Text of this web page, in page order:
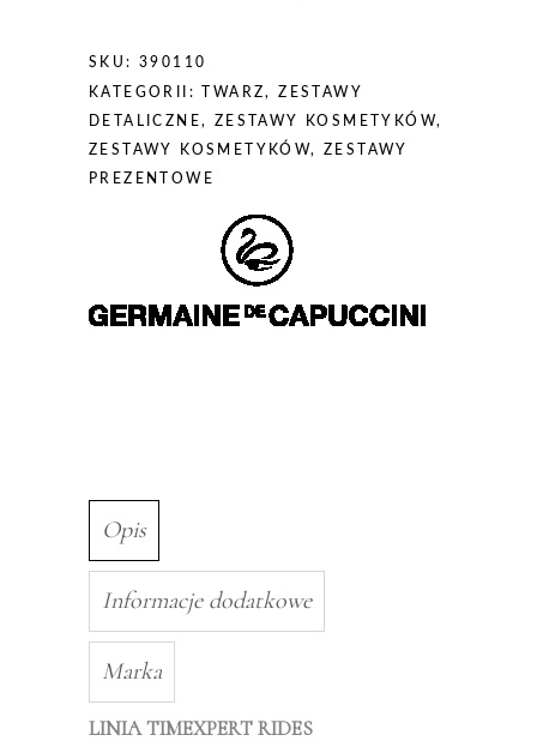
ZESTAW
Timexpert
Rides
Cream
Wrinkles
3D
Force
SKU: 390110
KATEGORII: TWARZ,ZESTAWY
DETALICZNE, ZESTAWY KOSMETYKÓW,
ZESTAWY KOSMETYKÓW,ZESTAWY
PREZENTOWE
Opis
Informacje dodatkowe
Marka
LINIA TIMEXPERT RIDES